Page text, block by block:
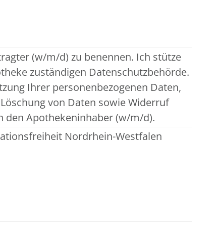
(w/m/d) zu benennen. Ich stütze
zuständigen Datenschutzbehörde.
Ihrer personenbezogenen Daten,
von Daten sowie Widerruf
den Apothekeninhaber (w/m/d).
Nordrhein-Westfalen